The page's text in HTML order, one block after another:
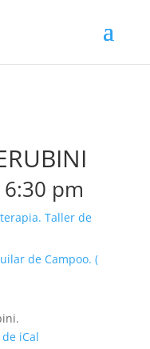
pm
Taller de
de Campoo. (
iCal